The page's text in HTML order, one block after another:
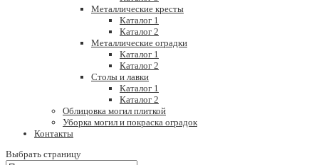
Металлические кресты
Каталог 1
Каталог 2
Металлические оградки
Каталог 1
Каталог 2
Столы и лавки
Каталог 1
Каталог 2
Облицовка могил плиткой
Уборка могил и покраска оградок
Контакты
Выбрать страницу